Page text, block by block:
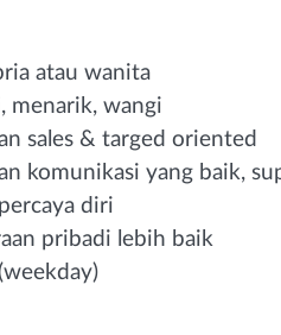
atau wanita
menarik, wangi
sales & targed oriented
komunikasi yang baik,
diri
pribadi lebih baik